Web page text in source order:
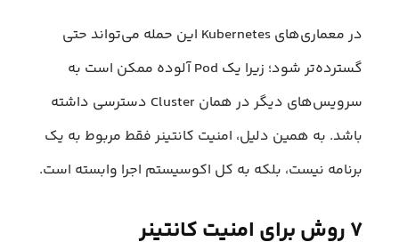
در معماری‌های Kubernetes این حمله می‌تواند حتی
گسترده‌تر شود؛ زیرا یک Pod آلوده ممکن است به
سرویس‌های دیگر در همان Cluster دسترسی داشته
باشد. به همین دلیل، امنیت کانتینر فقط مربوط به یک
برنامه نیست، بلکه به کل اکوسیستم اجرا وابسته است.
۷ روش برای امنیت کانتینر